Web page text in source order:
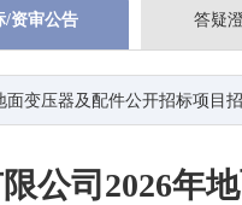
/资审公告 答疑
面变压器及配件公开招标项目
公司2026年